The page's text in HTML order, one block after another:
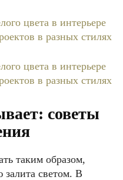
советы
таким образом,
светом. В